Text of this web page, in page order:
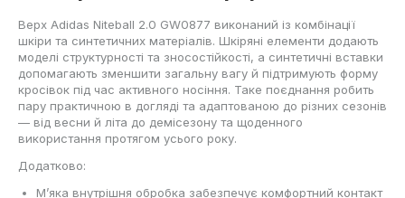
Верх Adidas Niteball 2.0 GW0877 виконаний із комбінації
шкіри та синтетичних матеріалів. Шкіряні елементи додають
моделі структурності та зносостійкості, а синтетичні вставки
допомагають зменшити загальну вагу й підтримують форму
кросівок під час активного носіння. Таке поєднання робить
пару практичною в догляді та адаптованою до різних сезонів
— від весни й літа до демісезону та щоденного
використання протягом усього року.
Додатково:
М’яка внутрішня обробка забезпечує комфортний контакт